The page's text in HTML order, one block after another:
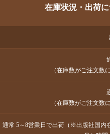
在庫状況・出荷
（在庫数がご注文数
（在庫数がご注文数
通常 5～8営業日で出荷（※出版社国内